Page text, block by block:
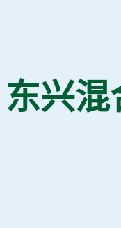
东兴混